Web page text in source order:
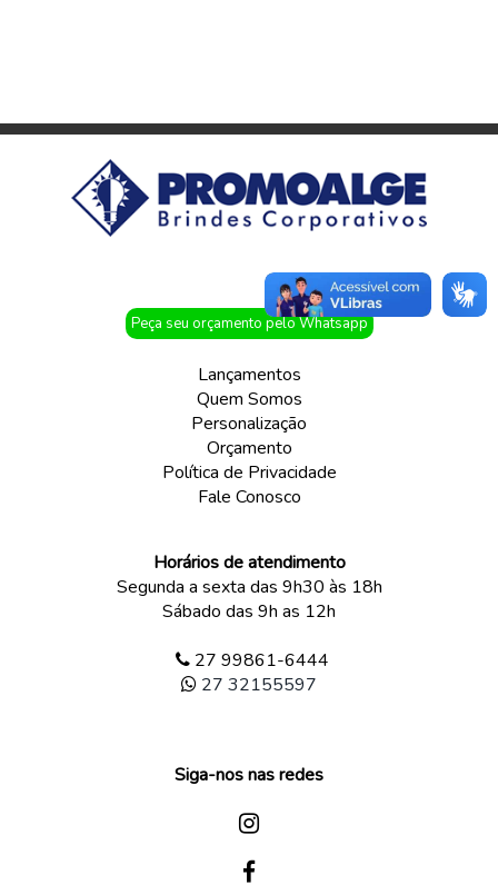
Peça seu orçamento pelo Whatsapp
Lançamentos
Quem Somos
Personalização
Orçamento
Política de Privacidade
Fale Conosco
Horários de atendimento
Segunda a sexta das 9h30 às 18h
Sábado das 9h as 12h
27 99861-6444
27 32155597
Siga-nos nas redes